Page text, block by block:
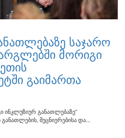
საჯარო
მორიგი
გაიმართა
ინკლუზიურ განათლებაზე“
მეცნიერებისა და...